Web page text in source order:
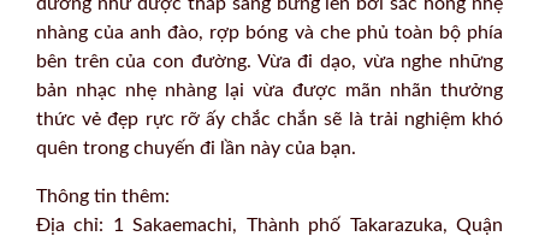
nhàng của anh đào, rợp bóng và che phủ toàn bộ phía
bên trên của con đường. Vừa đi dạo, vừa nghe những
bản nhạc nhẹ nhàng lại vừa được mãn nhãn thưởng
thức vẻ đẹp rực rỡ ấy chắc chắn sẽ là trải nghiệm khó
quên trong chuyến đi lần này của bạn.
Thông tin thêm:
Địa chỉ: 1 Sakaemachi, Thành phố Takarazuka, Quận